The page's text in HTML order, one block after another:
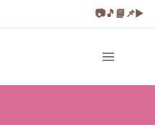
📷🎵📘📌▶️